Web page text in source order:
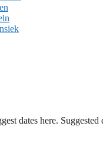
dates here. Suggested